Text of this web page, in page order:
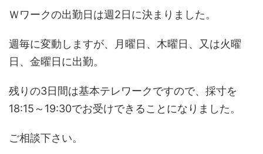
Ｗワークの出勤日は週2日に決まりました。
週毎に変動しますが、月曜日、木曜日、又は火曜
日、金曜日に出勤。
残りの3日間は基本テレワークですので、採寸を
18:15～19:30でお受けできることになりました。
ご相談下さい。